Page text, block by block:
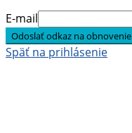
E-mail
Odoslať odkaz na obnovenie
Späť na prihlásenie